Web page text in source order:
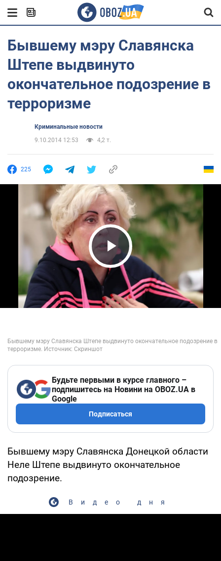
Бывшему мэру Славянска
Штепе выдвинуто
окончательное подозрение в
терроризме
Криминальные новости
9.10.2014 12:53
4,2 т.
225
Play Video
Будьте первыми в курсе главного –
подпишитесь на Новини на OBOZ.UA в
Google
Подписаться
Бывшему мэру Славянска Донецкой области
Неле Штепе выдвинуто окончательное
подозрение.
Видео дня